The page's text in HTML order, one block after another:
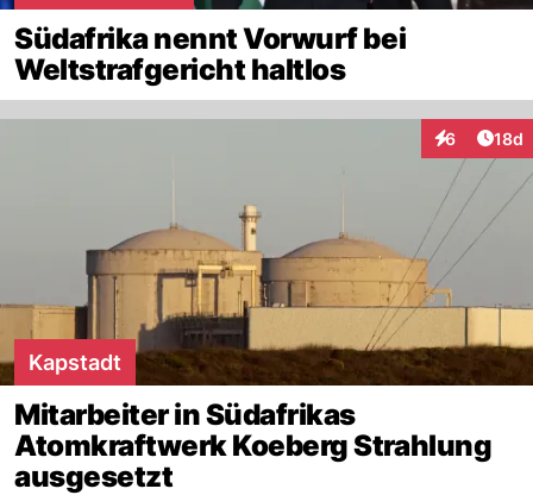
Südafrika nennt Vorwurf bei
Weltstrafgericht haltlos
6
Interaktionen
18d
Kapstadt
Mitarbeiter in Südafrikas
Atomkraftwerk Koeberg Strahlung
ausgesetzt